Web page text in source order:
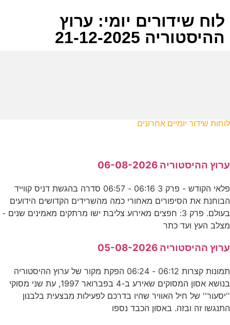
לוח שידורים יומי: ערוץ
ההיסטוריה 21-12-2025
לוחות שידור יומיים אחרונים
ערוץ ההיסטוריה 06-08-2026
פלאי הקודש - פרק 3 06:16 - 06:57 סדרה בהגשת דניס קווייד
הבוחנת את הסיפורים מאחורי כמה מהשרידים הקדושים הידועים
בעולם. פרק 3: חפצים מאירוע צליבת ישו מרתקים מאמינים שנים -
מצלב העץ ועד כתר
ערוץ ההיסטוריה 05-08-2026
תמונות קצרות 06:12 - 06:24 הפקת מקור של ערוץ ההיסטוריה
בנושא אסון המסוקים שאירע ב-4 בפברואר 1997, עת שני מסוקי
''יסעור'' של חיל האוויר שהיו בדרכם לפעילות מבצעית בלבנון
התנגשו זה ובזה. באסון הכבד נספו